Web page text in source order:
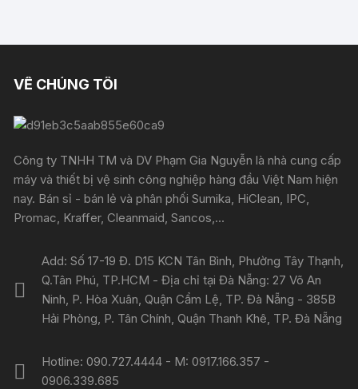
VỀ CHÚNG TÔI
Công ty TNHH TM và DV Phạm Gia Nguyễn là nhà cung cấp
máy và thiết bị vệ sinh công nghiệp hàng đầu Việt Nam hiện
nay. Bán sỉ - bán lẻ và phân phối Sumika, HiClean, IPC,
Promac, Kraffer, Cleanmaid, Sancos,...
Add: Số 17-19 Đ. D15 KCN Tân Bình, Phường Tây Thạnh,
Q.Tân Phú, TP.HCM - Địa chỉ tại Đà Nẵng: 27 Võ An
Ninh, P. Hòa Xuân, Quận Cẩm Lệ, TP. Đà Nẵng - 385B
Hải Phòng, P. Tân Chính, Quận Thanh Khê, TP. Đà Nẵng
Hotline: 090.727.4444 - M: 0917.166.357 -
0906.339.685